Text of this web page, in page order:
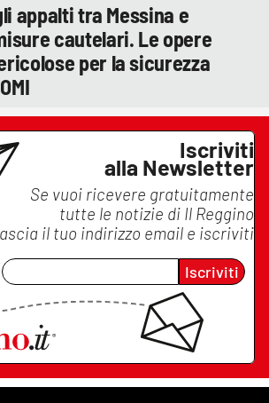
appalti tra Messina e
cautelari. Le opere
per la sicurezza
Iscriviti
alla Newsletter
Se vuoi ricevere gratuitamente
tutte le notizie di Il Reggino
il tuo indirizzo email e iscriviti
Iscriviti